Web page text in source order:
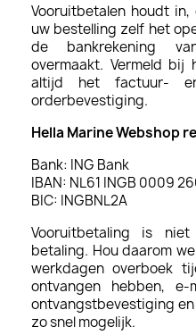
Vooruitbetalen houdt
uw bestelling zelf het
de bankrekening
overmaakt. Vermeld bij
altijd het factuur-
orderbevestiging.
Hella Marine Webshop
Bank: ING Bank
IBAN: NL61 INGB 0009
BIC: INGBNL2A
Vooruitbetaling is
betaling. Hou daarom
werkdagen overboek
ontvangen hebben,
ontvangstbevestiging
zo snel mogelijk.